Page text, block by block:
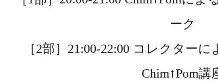
ーク
［2部］21:00-22:00 コレクター
Chim↑Pom講